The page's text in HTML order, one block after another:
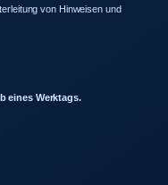
von Hinweisen und
eines Werktags.